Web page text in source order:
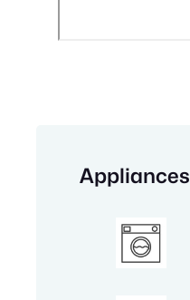
Appliances